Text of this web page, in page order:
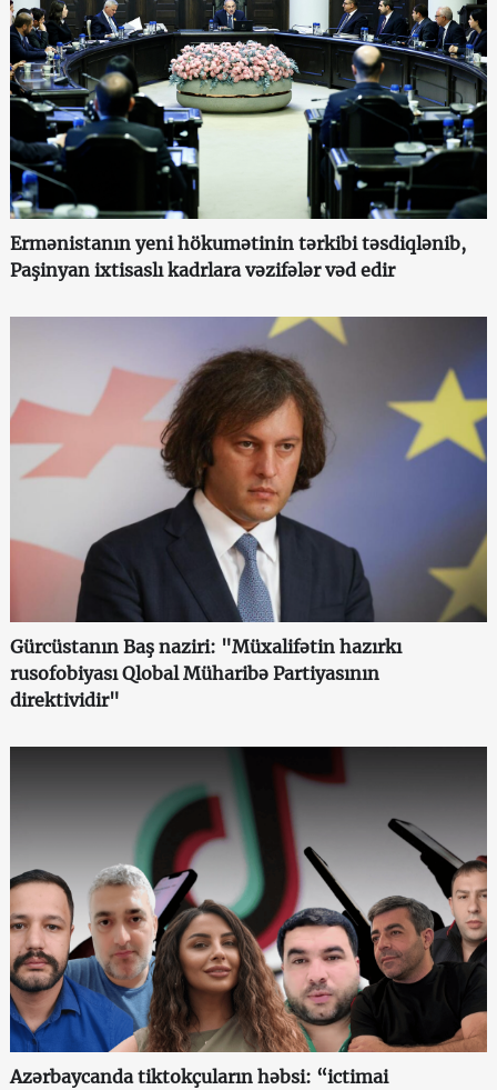
Ermənistanın yeni hökumətinin tərkibi təsdiqlənib,
Paşinyan ixtisaslı kadrlara vəzifələr vəd edir
Gürcüstanın Baş naziri: "Müxalifətin hazırkı
rusofobiyası Qlobal Müharibə Partiyasının
direktividir"
Azərbaycanda tiktokçuların həbsi: “ictimai